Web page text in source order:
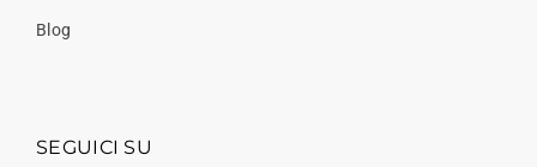
Blog
SEGUICI SU